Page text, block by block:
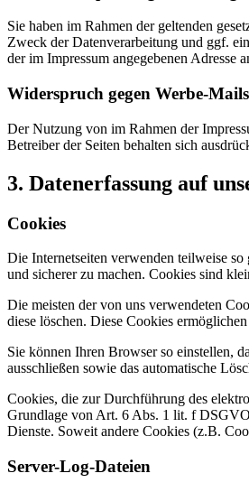
Sie haben im Rahmen der geltenden
Zweck der Datenverarbeitung und ggf.
der im Impressum angegebenen Adresse
Widerspruch gegen Werbe-Mails
Der Nutzung von im Rahmen der
Betreiber der Seiten behalten sich
3. Datenerfassung auf
Cookies
Die Internetseiten verwenden teilweise
und sicherer zu machen. Cookies sind
Die meisten der von uns verwendeten
diese löschen. Diese Cookies
Sie können Ihren Browser so einstellen,
ausschließen sowie das automatische
Cookies, die zur Durchführung des
Grundlage von Art. 6 Abs. 1 lit. f DSGVO
Dienste. Soweit andere Cookies (z.B.
Server-Log-Dateien